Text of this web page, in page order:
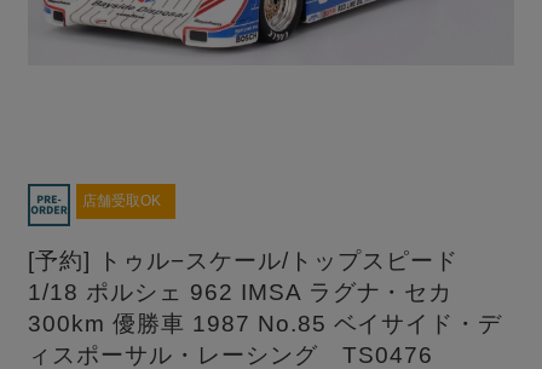
店舗受取OK
[予約] トゥル−スケール/トップスピード
1/18 ポルシェ 962 IMSA ラグナ・セカ
300km 優勝車 1987 No.85 ベイサイド・デ
ィスポーサル・レーシング TS0476